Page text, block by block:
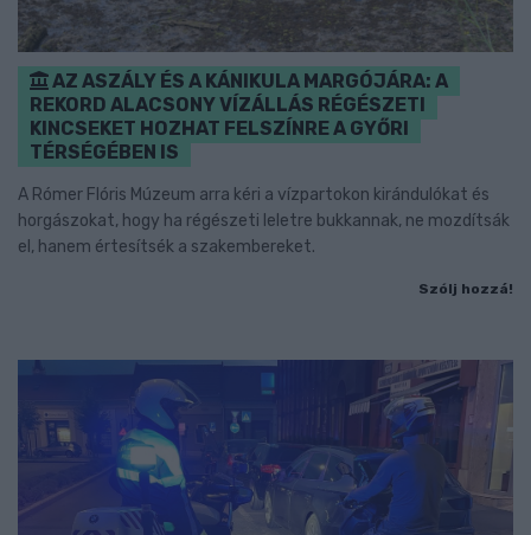
AZ ASZÁLY ÉS A KÁNIKULA MARGÓJÁRA: A
REKORD ALACSONY VÍZÁLLÁS RÉGÉSZETI
KINCSEKET HOZHAT FELSZÍNRE A GYŐRI
TÉRSÉGÉBEN IS
A Rómer Flóris Múzeum arra kéri a vízpartokon kirándulókat és
horgászokat, hogy ha régészeti leletre bukkannak, ne mozdítsák
el, hanem értesítsék a szakembereket.
Szólj hozzá!